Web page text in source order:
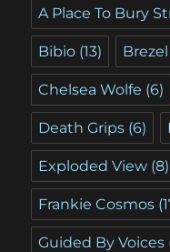
A Place To Bury
Bibio (13)
Chelsea Wolfe (6)
Death Grips (6)
Exploded View (8)
Frankie Cosmos
Guided By Voices